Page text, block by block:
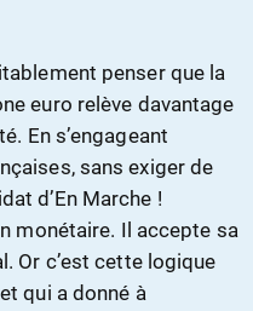
penser que la
euro relève davantage
En s’engageant
sans exiger de
d’En Marche !
monétaire. Il accepte sa
Or c’est cette logique
qui a donné à